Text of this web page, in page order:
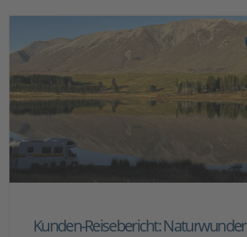
Kunden-Reisebericht: Naturwunder